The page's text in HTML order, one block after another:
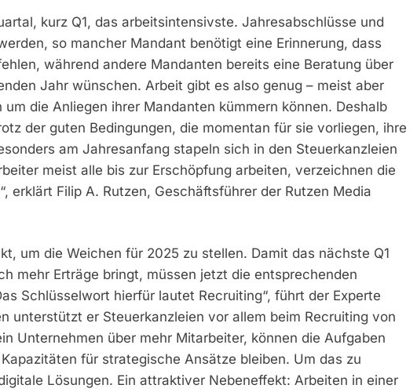
kurz Q1, das arbeitsintensivste. Jahresabschlüsse und
so mancher Mandant benötigt eine Erinnerung, dass
während andere Mandanten bereits eine Beratung über
Jahr wünschen. Arbeit gibt es also genug – meist aber
die Anliegen ihrer Mandanten kümmern können. Deshalb
der guten Bedingungen, die momentan für sie vorliegen, ihre
am Jahresanfang stapeln sich in den Steuerkanzleien
meist alle bis zur Erschöpfung arbeiten, verzeichnen die
erklärt Filip A. Rutzen, Geschäftsführer der Rutzen Media
um die Weichen für 2025 zu stellen. Damit das nächste Q1
mehr Erträge bringt, müssen jetzt die entsprechenden
Schlüsselwort hierfür lautet Recruiting“, führt der Experte
unterstützt er Steuerkanzleien vor allem beim Recruiting von
Unternehmen über mehr Mitarbeiter, können die Aufgaben
für strategische Ansätze bleiben. Um das zu
Lösungen. Ein attraktiver Nebeneffekt: Arbeiten in einer